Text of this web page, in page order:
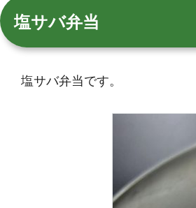
塩サバ弁当
塩サバ弁当です。